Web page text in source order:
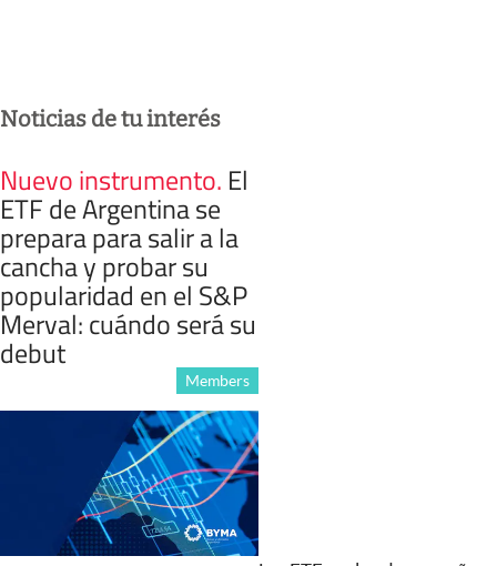
Noticias de tu interés
Nuevo instrumento. El
ETF de Argentina se
prepara para salir a la
cancha y probar su
popularidad en el S&P
Merval: cuándo será su
debut
Members